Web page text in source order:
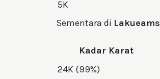
5K
Sementara di Lakueams
Kadar Karat
24K (99%)